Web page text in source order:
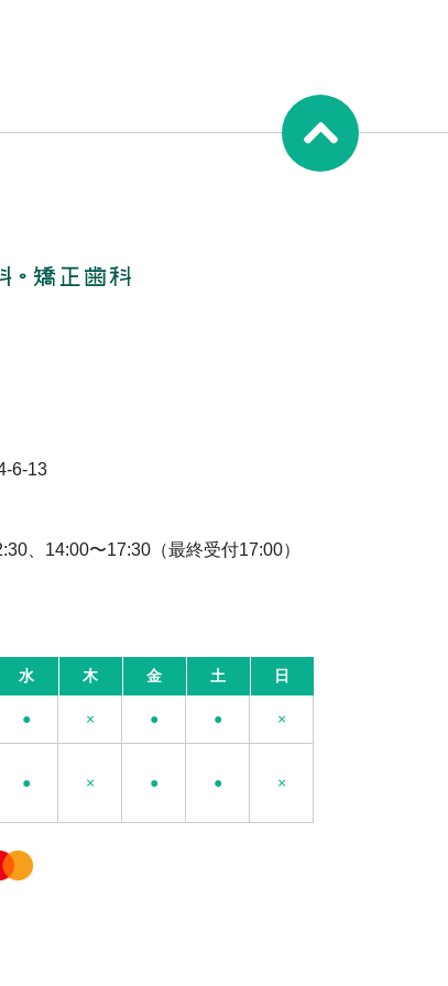
6-13
、14:00〜17:30（最終受付17:00）
水 木 金 土 日
● × ● ● ×
● × ● ● ×